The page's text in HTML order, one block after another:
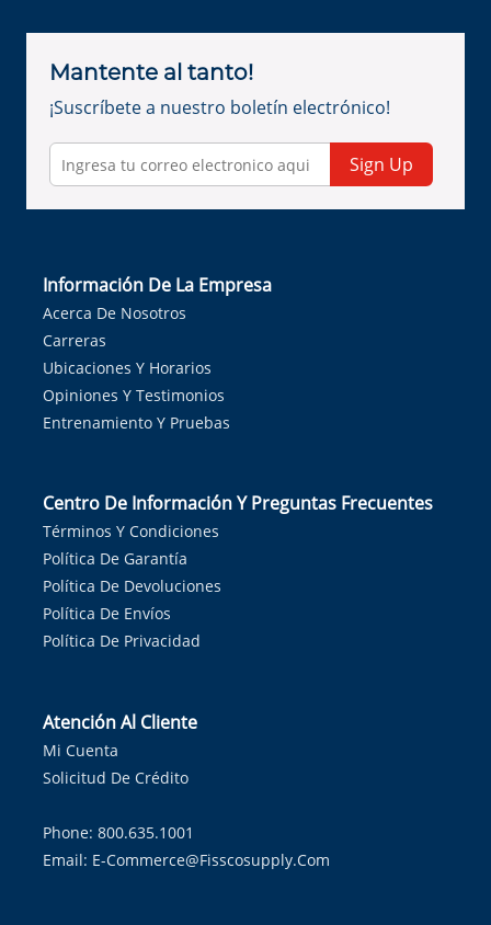
Mantente al tanto!
¡Suscríbete a nuestro boletín electrónico!
Sign Up
Información De La Empresa
Acerca De Nosotros
Carreras
Ubicaciones Y Horarios
Opiniones Y Testimonios
Entrenamiento Y Pruebas
Centro De Información Y Preguntas Frecuentes
Términos Y Condiciones
Política De Garantía
Política De Devoluciones
Política De Envíos
Política De Privacidad
Atención Al Cliente
Mi Cuenta
Solicitud De Crédito
Phone: 800.635.1001
Email: E-Commerce@fisscosupply.com